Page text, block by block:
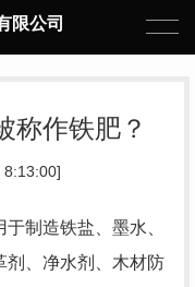
限公司
称作铁肥？
8:13:00]
制造铁盐、墨水、
剂、净水剂、木材防